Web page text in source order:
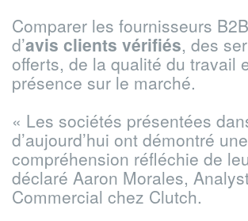
Comparer les fournisseurs
d’avis clients vérifiés, des
offerts, de la qualité du travail
présence sur le marché.
« Les sociétés présentées
d’aujourd’hui ont démontré une
compréhension réfléchie de
déclaré Aaron Morales,
Commercial chez Clutch.